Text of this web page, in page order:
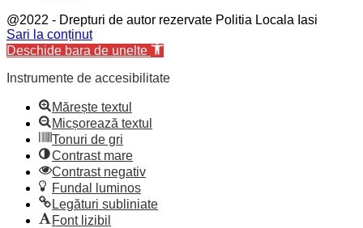
@2022 - Drepturi de autor rezervate Politia Locala Iasi
Facebook
Twitter
Youtube
Sari la conținut
Deschide bara de unelte
Instrumente de accesibilitate
Mărește textul
Micșorează textul
Tonuri de gri
Contrast mare
Contrast negativ
Fundal luminos
Legături subliniate
Font lizibil